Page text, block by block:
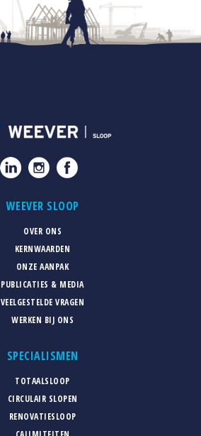
WEEVER SLOOP
OVER ONS
KERNWAARDEN
ONZE AANPAK
PUBLICATIES & MEDIA
VEELGESTELDE VRAGEN
WERKEN BIJ ONS
SPECIALISMEN
TOTAALSLOOP
CIRCULAIR SLOPEN
RENOVATIESLOOP